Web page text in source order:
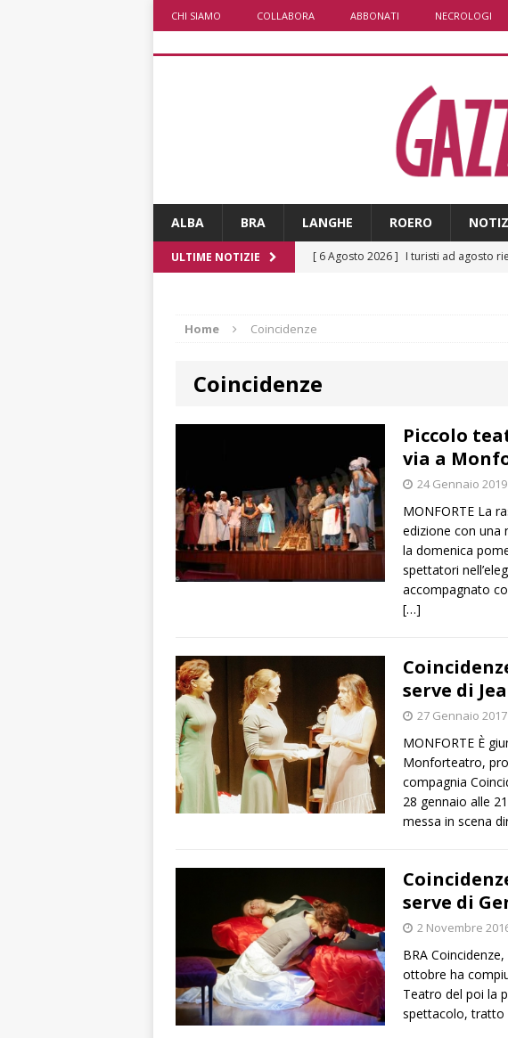
CHI SIAMO COLLABORA ABBONATI NECROLOGI
ALBA BRA LANGHE ROERO
ULTIME NOTIZIE [ 6 Agosto 2026 ] I turisti ad agosto
[ 6 Agosto 2026 ]
[ 6 Agosto 2026 ]
Pollenzo,
casa”
BRA
[ 6 Agosto 2026 ]
ITINERARI / L’Alta
Piemonte, Francia e Liguria
ALTRE
Piemonte Film TV
ARCHIVIO
Home Coincidenze
Coincidenze
Piccolo
via a
24 Gennaio 2019
MONFORTE La
edizione con una
la domenica
spettatori
accompagnato
[…]
serve di
27 Gennaio 2017
MONFORTE È
Monforteatro,
compagnia
28 gennaio alle
messa in scena
serve di
2 Novembre
BRA
ottobre ha
Teatro del poi la
spettacolo, tratto